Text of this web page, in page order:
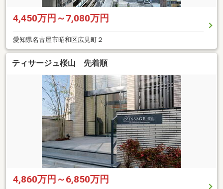
4,450万円～7,080万円
愛知県名古屋市昭和区広見町２
ティサージュ桜山 先着順
4,860万円～6,850万円